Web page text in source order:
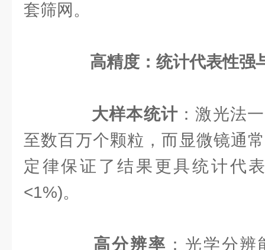
套筛网。
高精度：统计代表性强
大样本统计 ：激光法
至数百万个颗粒，而显微镜通
定律保证了结果更具统计代
<1%)。
高分辨率 ：光学分